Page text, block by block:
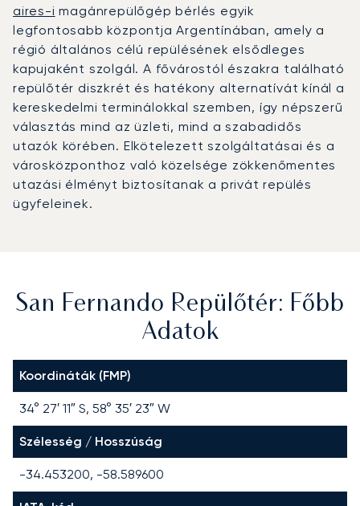
aires-i magánrepülőgép bérlés egyik
legfontosabb központja Argentínában, amely a
régió általános célú repülésének elsődleges
kapujaként szolgál. A fővárostól északra található
repülőtér diszkrét és hatékony alternatívát kínál a
kereskedelmi terminálokkal szemben, így népszerű
választás mind az üzleti, mind a szabadidős
utazók körében. Elkötelezett szolgáltatásai és a
városközponthoz való közelsége zökkenőmentes
utazási élményt biztosítanak a privát repülés
ügyfeleinek.
San Fernando Repülőtér: Főbb
Adatok
Koordináták (FMP)
34° 27′ 11″ S, 58° 35′ 23″ W
Szélesség / Hosszúság
-34.453200, -58.589600